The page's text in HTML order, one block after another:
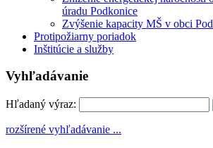
úradu Podkonice
Zvýšenie kapacity MŠ v obci
Protipožiarny poriadok
Inštitúcie a služby
Vyhľadávanie
Hľadaný výraz:
rozšírené vyhľadávanie ...